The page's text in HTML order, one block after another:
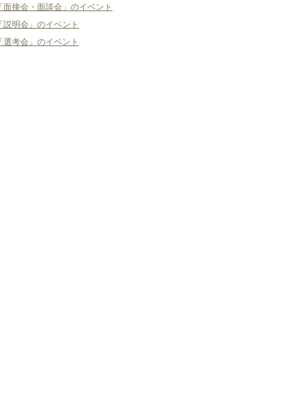
「面接会・面談会」のイベント
「説明会」のイベント
「選考会」のイベント